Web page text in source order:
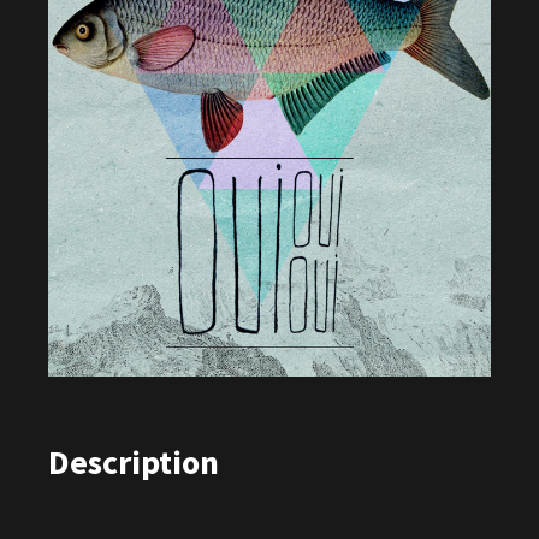
Description